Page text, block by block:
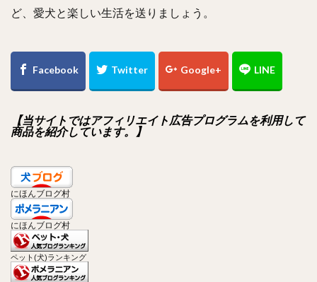
ど、愛犬と楽しい生活を送りましょう。
【当サイトではアフィリエイト広告プログラムを利用して
商品を紹介しています。】
にほんブログ村
にほんブログ村
ペット(犬)ランキング